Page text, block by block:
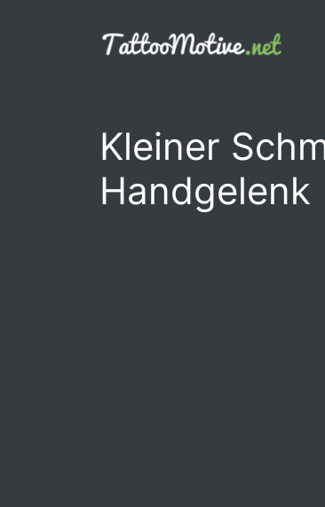
Kleiner
Handgelenk